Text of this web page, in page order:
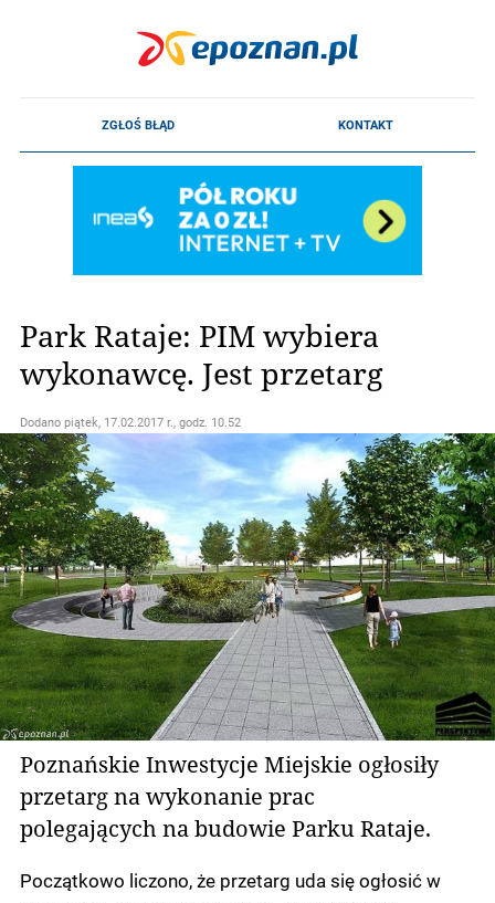
Park Rataje: PIM wybiera
wykonawcę. Jest przetarg
Dodano piątek, 17.02.2017 r., godz. 10.52
Poznańskie Inwestycje Miejskie ogłosiły
przetarg na wykonanie prac
polegających na budowie Parku Rataje.
Początkowo liczono, że przetarg uda się ogłosić w